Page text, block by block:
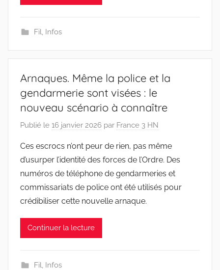
Fil, Infos
Arnaques. Même la police et la
gendarmerie sont visées : le
nouveau scénario à connaître
Publié le 16 janvier 2026 par France 3 HN
Ces escrocs n’ont peur de rien, pas même
d’usurper l’identité des forces de l’Ordre. Des
numéros de téléphone de gendarmeries et
commissariats de police ont été utilisés pour
crédibiliser cette nouvelle arnaque.
Continuer la lecture
Fil Infos